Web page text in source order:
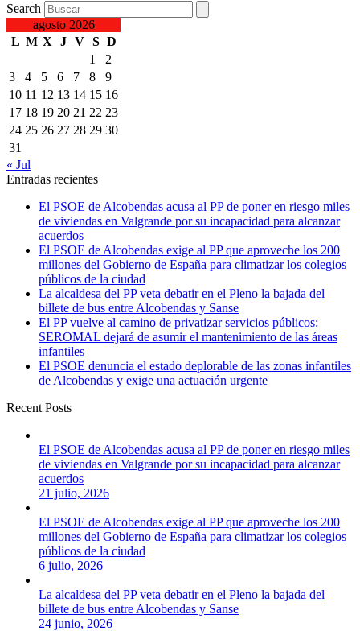
Search
agosto 2026
L M X J V S D
1
2
3
4 5 6 7 8
9
10 11 12 13 14 15 16
17 18 19 20 21 22 23
24 25 26 27 28 29 30
31
« Jul
Entradas recientes
El PSOE de Alcobendas acusa al PP de poner en riesgo miles
de viviendas en Valgrande por su incapacidad para alcanzar
acuerdos
El PSOE de Alcobendas exige al PP que aproveche los 200
millones del Gobierno de España para climatizar los colegios
públicos de la ciudad
La alcaldesa del PP veta debatir en el Pleno la bajada del
billete de bus entre Alcobendas y Sanse
El PP vuelve al camino de privatizar servicios públicos:
SEROMAL dejará de asumir el mantenimiento de las áreas
infantiles
El PSOE denuncia el estado deplorable de las zonas infantiles
de Alcobendas y exige una actuación urgente
Recent Posts
El PSOE de Alcobendas acusa al PP de poner en riesgo miles
de viviendas en Valgrande por su incapacidad para alcanzar
acuerdos
21 julio, 2026
El PSOE de Alcobendas exige al PP que aproveche los 200
millones del Gobierno de España para climatizar los colegios
públicos de la ciudad
6 julio, 2026
La alcaldesa del PP veta debatir en el Pleno la bajada del
billete de bus entre Alcobendas y Sanse
24 junio, 2026